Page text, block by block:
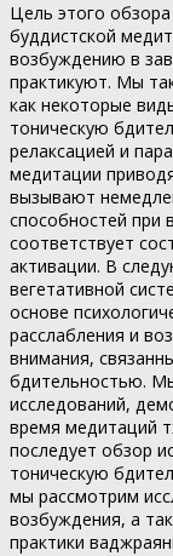
Цель этого
буддистской
возбуждению в
практикуют. Мы
как некоторые
тоническую
релаксацией и
медитации
вызывают
способностей при
соответствует
активации. В
вегетативной
основе
расслабления и
внимания,
бдительностью.
исследований,
время медитаций
последует обзор
тоническую
мы рассмотрим
возбуждения, а
практики